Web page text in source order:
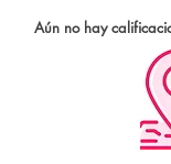
Aún no hay